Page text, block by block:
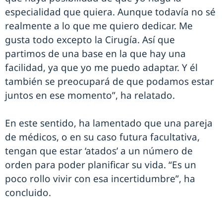
especialidad que quiera. Aunque todavía no sé
realmente a lo que me quiero dedicar. Me
gusta todo excepto la Cirugía. Así que
partimos de una base en la que hay una
facilidad, ya que yo me puedo adaptar. Y él
también se preocupará de que podamos estar
juntos en ese momento”, ha relatado.
En este sentido, ha lamentado que una pareja
de médicos, o en su caso futura facultativa,
tengan que estar ‘atados’ a un número de
orden para poder planificar su vida. “Es un
poco rollo vivir con esa incertidumbre”, ha
concluido.